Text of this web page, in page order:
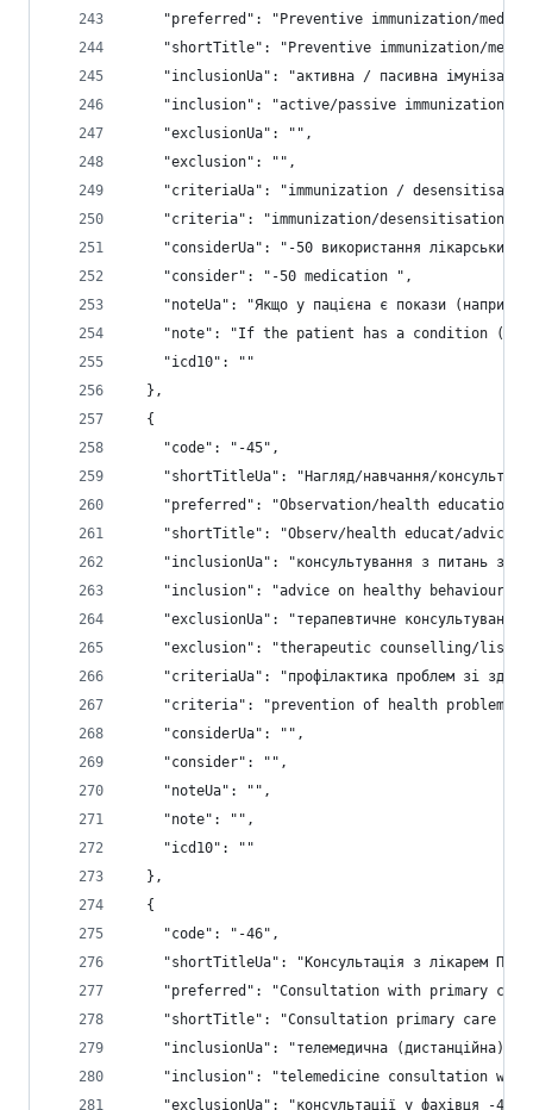
"preferred": "Preventive immunization/
"shortTitle": "Preventive immunization/
"inclusionUa": "активна / пасивна
"inclusion": "active/passive immunization;
    "exclusionUa": "",
    "exclusion": "",
"criteriaUa": "immunization /
"criteria": "immunization/desensitisation/
"considerUa": "-50 використання лікарських
    "consider": "-50 medication ",
"noteUa": "Якщо у пацієна є покази
"note": "If the patient has a condition
    "icd10": ""
  },
  {
    "code": "-45",
"shortTitleUa": "Нагляд/навчання/
"preferred": "Observation/health education/
"shortTitle": "Observ/health educat/advice/
"inclusionUa": "консультування з питань
"inclusion": "advice on healthy behaviour;
"exclusionUa": "терапевтичне консультування
"exclusion": "therapeutic counselling/
"criteriaUa": "профілактика проблем зі
"criteria": "prevention of health problems
    "considerUa": "",
    "consider": "",
    "noteUa": "",
    "note": "",
    "icd10": ""
  },
  {
    "code": "-46",
"shortTitleUa": "Консультація з лікарем
"preferred": "Consultation with primary
"shortTitle": "Consultation primary care
"inclusionUa": "телемедична (дистанційна)
"inclusion": "telemedicine consultation
"exclusionUa": "консультації у фахівця -